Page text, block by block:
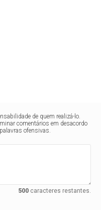
de quem realizá-lo.
comentários em desacordo
ofensivas.
500caracteres restantes.